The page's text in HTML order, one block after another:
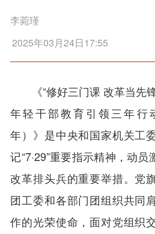
李菀瑾
2025年03月24日17:55
《“修好三门课 改革当
年轻干部教育引领三年行
年）》是中央和国家机关工
记“7·29”重要指示精神，动
改革排头兵的重要举措。党
团工委和各部门团组织共同
作的光荣使命，面对党组织